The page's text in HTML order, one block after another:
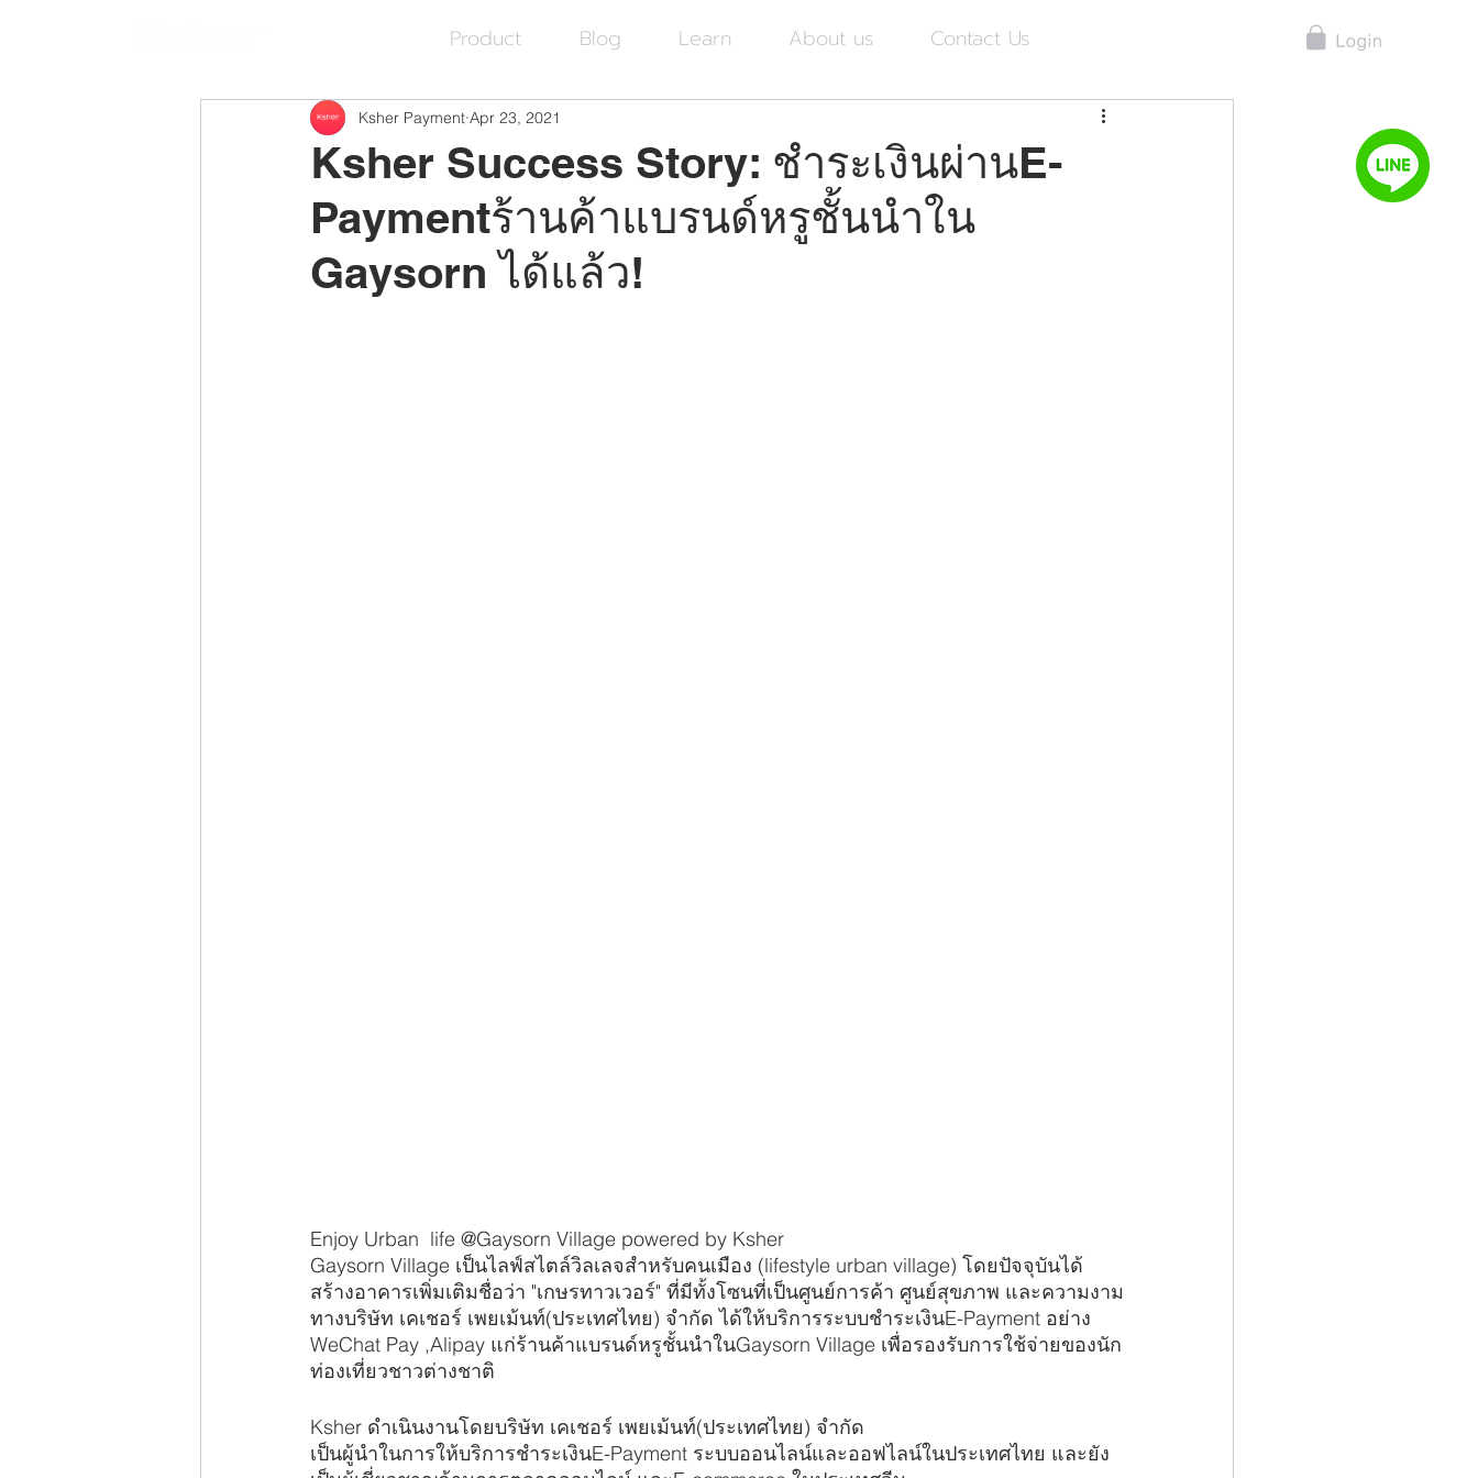
Product Blog Learn About us Contact Us
Ksher Success Story: ชำระเงินผ่านE-
Paymentร้านค้าแบรนด์หรูชั้นนำใน
Gaysorn ได้แล้ว!
Ksher Payment Apr 23, 2021
Enjoy Urban  life @Gaysorn Village powered by Ksher
Gaysorn Village เป็นไลฟ์สไตล์วิลเลจสำหรับคนเมือง (lifestyle urban village) โดยปัจจุบันได้
สร้างอาคารเพิ่มเติมชื่อว่า "เกษรทาวเวอร์" ที่มีทั้งโซนที่เป็นศูนย์การค้า ศูนย์สุขภาพ และความงาม
ทางบริษัท เคเชอร์ เพยเม้นท์(ประเทศไทย) จำกัด ได้ให้บริการระบบชำระเงินE-Payment อย่าง
WeChat Pay ,Alipay แก่ร้านค้าแบรนด์หรูชั้นนำในGaysorn Village เพื่อรองรับการใช้จ่ายของนัก
ท่องเที่ยวชาวต่างชาติ
Ksher ดำเนินงานโดยบริษัท เคเชอร์ เพยเม้นท์(ประเทศไทย) จำกัด
เป็นผู้นำในการให้บริการชำระเงินE-Payment ระบบออนไลน์และออฟไลน์ในประเทศไทย และยัง